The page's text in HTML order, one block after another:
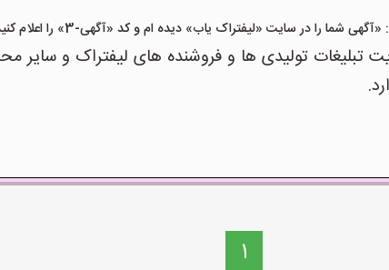
را در سایت «لیفتراک یاب» دیده ام و کد «آگهی-3» را اعلام کنید»
تبلیغات تولیدی ها و فروشنده های لیفتراک و سایر
1